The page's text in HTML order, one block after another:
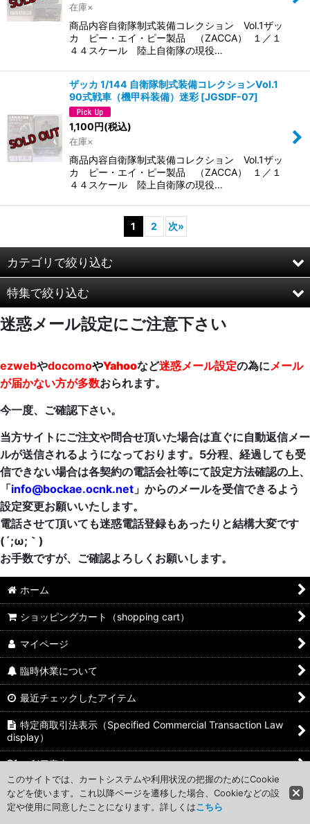
在庫×
商品内容自衛隊制式装備コレクション Vol.1ザッ
カ ピー・エイ・ピー製品 （ZACCA） １／１
４４スケール 陸上自衛隊の現役…
ザッカ 1/144 自衛隊制式装備コレクションVol.1
90式戦車（機甲科装備）迷彩 [JGSDF-07]
1,100円(税込)
在庫×
商品内容自衛隊制式装備コレクション Vol.1ザッ
カ ピー・エイ・ピー製品 （ZACCA） １／１
４４スケール 陸上自衛隊の現役…
1 2 次»
カテゴリで絞り込む
ヘリコプターヘリボーンコレクション
戦闘機・旅客機・輸送機
戦車・装輪車・装軌車等
艦船・船（ミリタリー系）
機動戦士ガンダム
Nゲージ・建設機械(1/150)・鉄道
スターウォーズ コンバージ
チョコエッグ
宇宙戦艦ヤマト
仮面ライダー
ミニカー
カード＆シール
同人サークル
フィギュア・ミニチュア
特集で絞り込む
エフトイズ
童友社
カフェレオ
アルジャーノンプロダクト(カフェレオ)
タカラトミー
トミーテック
バンダイ
マルカ
GIGA
メガハウス
ザッカPAP
バンプレスト
プラッツ
ロッテ
TOMIX
迷惑メール設定にご注意下さい
ezwebやdocomoやYahooなど迷惑メール設定の為にメール
が届かない方が多数おられます。
今一度、ご確認下さい。
当方サイトにご注文や問合せ頂いた場合は直ぐに自動返信メー
ルが送信されるようになっております。5分程、経過しても受
信できない場合は各契約の電話会社等にて設定方法確認の上、
「info@bockae.ocnk.net 」からのメールを受信できるよう
設定変更お願いいたします。
電話させて頂いても迷惑電話登録もあったりと結構大変です
(´;ω;｀)
お手数ですが、ご確認よろしくお願いします。
ホーム
ショッピングカート（shopping cart）
マイページ
臨時休業について
最近チェックしたアイテム
特定商取引法表示（Specified Commercial Transaction Law
display）
ご利用案内
お問い合わせ
このサイトでは、カートシステムや利用状況の把握のためにCookie
などを使います。これ以降ページを遷移した場合、Cookieなどの設
定や使用に同意したことになります。詳しくはこちら